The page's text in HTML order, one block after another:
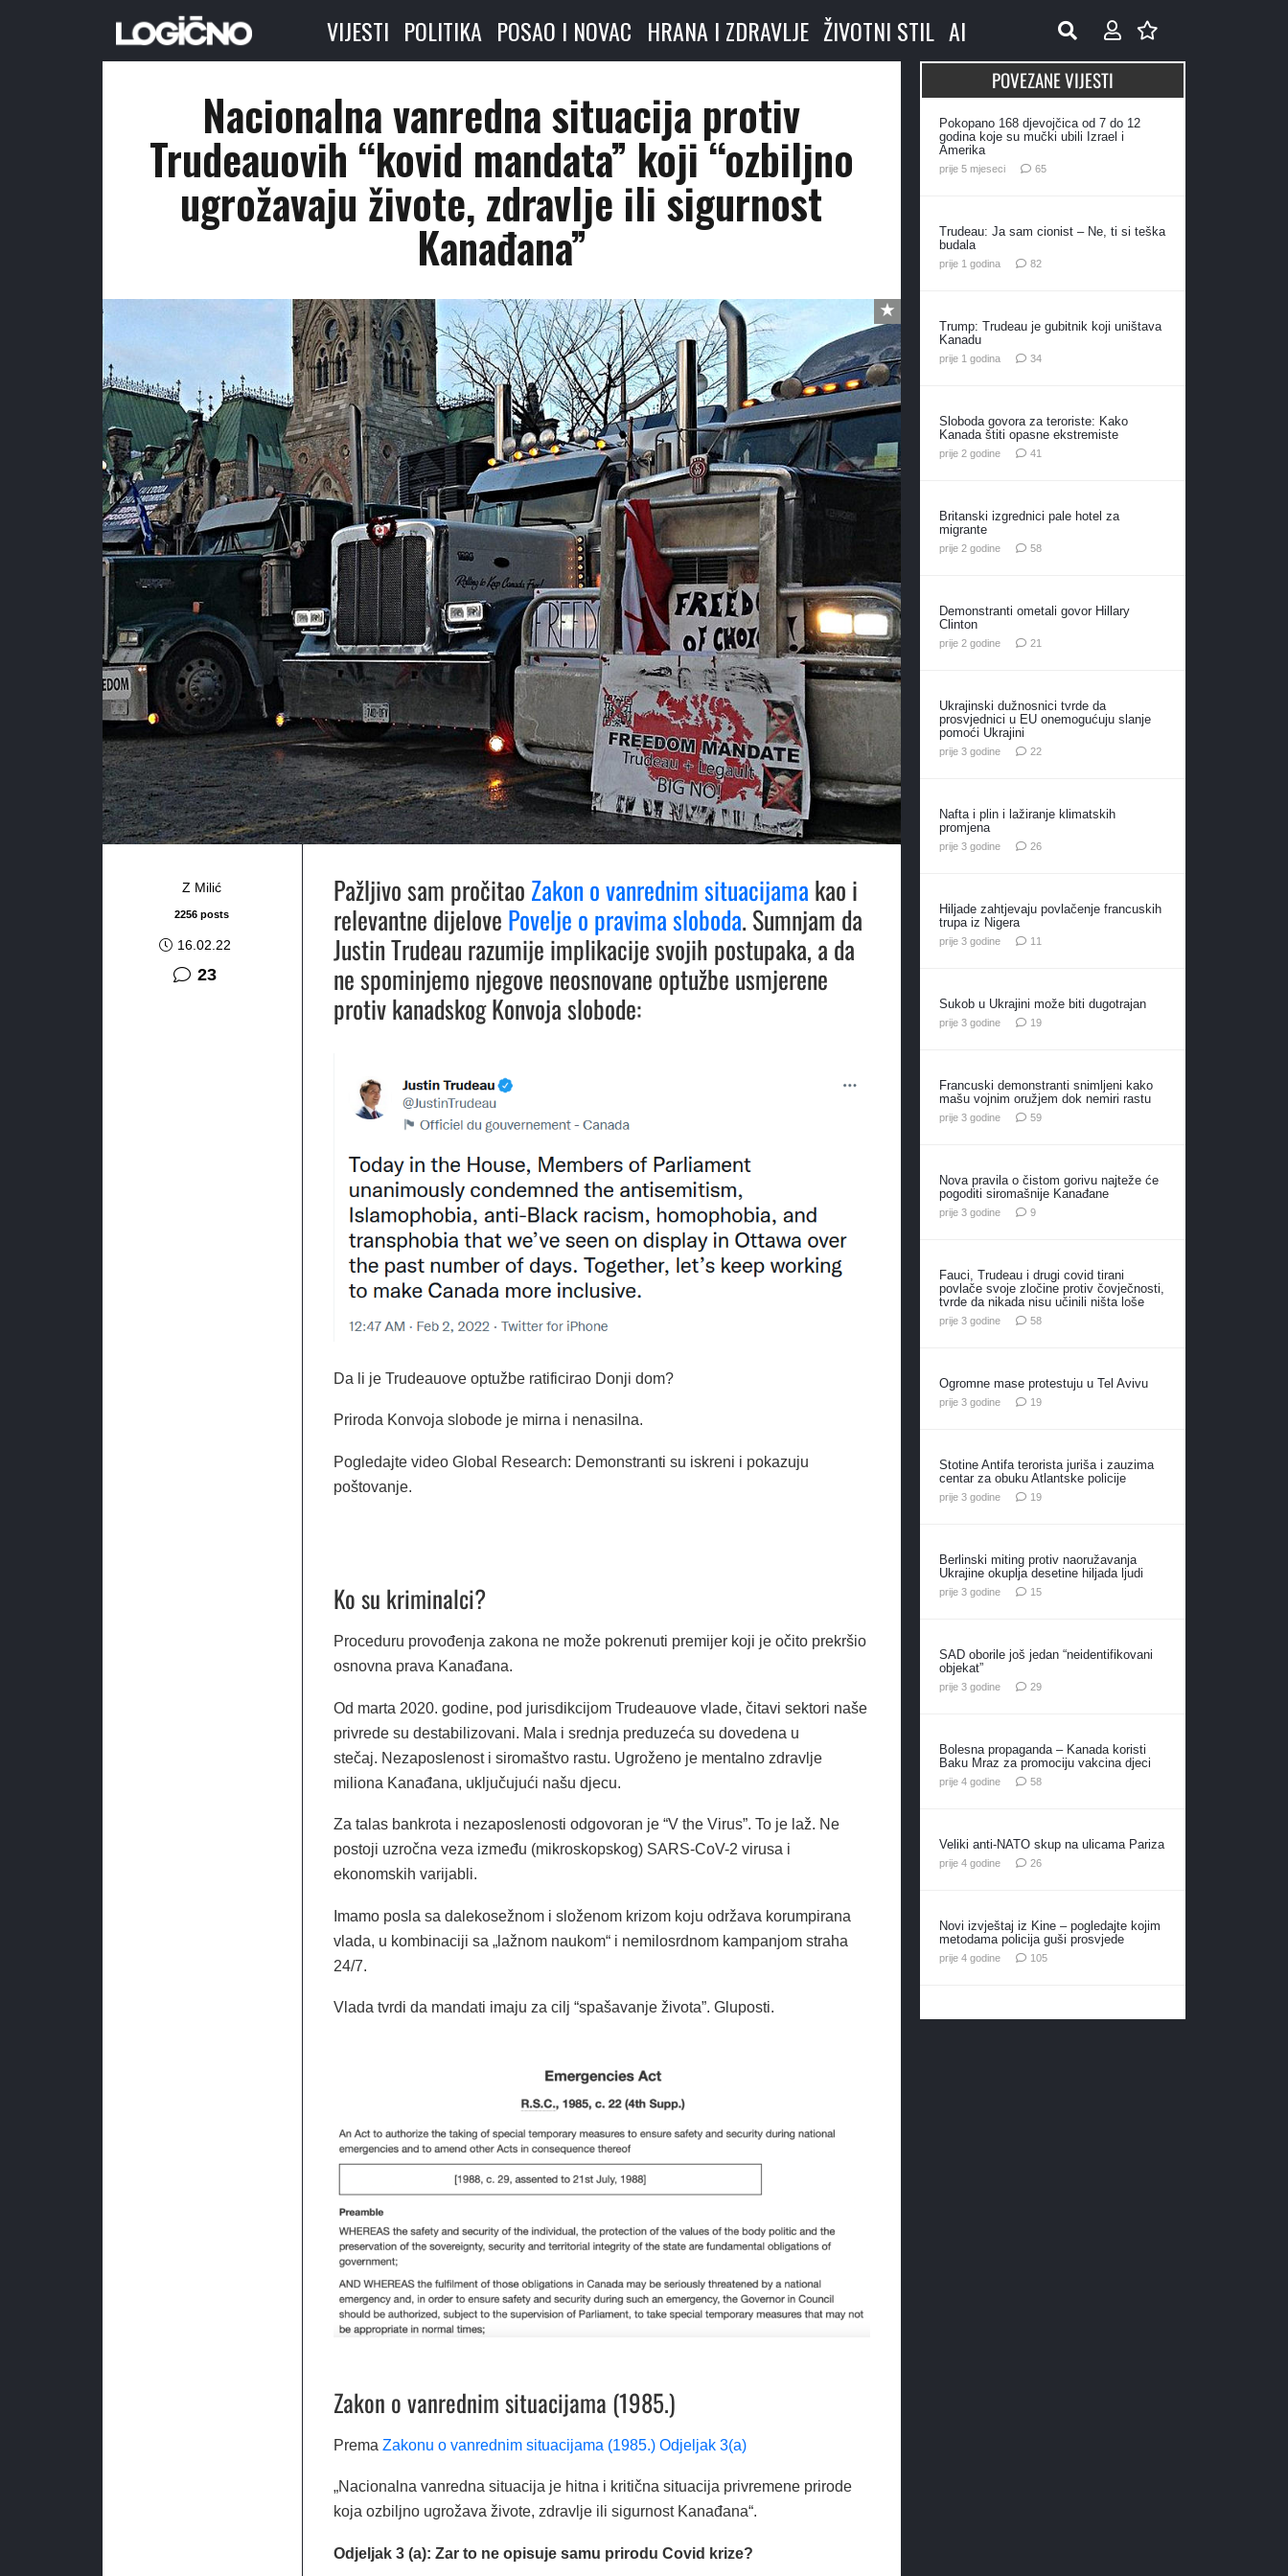
VIJESTI POLITIKA POSAO I NOVAC HRANA I ZDRAVLJE ŽIVOTNI STIL AI
Nacionalna vanredna situacija protiv
Trudeauovih “kovid mandata” koji “ozbiljno
ugrožavaju živote, zdravlje ili sigurnost
Kanađana”
Z Milić
2256 posts
16.02.22
23komentara
Pažljivo sam pročitao Zakon o vanrednim situacijama kao i
relevantne dijelove Povelje o pravima sloboda. Sumnjam da
Justin Trudeau razumije implikacije svojih postupaka, a da
ne spominjemo njegove neosnovane optužbe usmjerene
protiv kanadskog Konvoja slobode:
Da li je Trudeauove optužbe ratificirao Donji dom?
Priroda Konvoja slobode je mirna i nenasilna.
Pogledajte video Global Research: Demonstranti su iskreni i pokazuju
poštovanje.
Ko su kriminalci?
Proceduru provođenja zakona ne može pokrenuti premijer koji je očito prekršio
osnovna prava Kanađana.
Od marta 2020. godine, pod jurisdikcijom Trudeauove vlade, čitavi sektori naše
privrede su destabilizovani. Mala i srednja preduzeća su dovedena u
stečaj. Nezaposlenost i siromaštvo rastu. Ugroženo je mentalno zdravlje
miliona Kanađana, uključujući našu djecu.
Za talas bankrota i nezaposlenosti odgovoran je “V the Virus”. To je laž. Ne
postoji uzročna veza između (mikroskopskog) SARS-CoV-2 virusa i
ekonomskih varijabli.
Imamo posla sa dalekosežnom i složenom krizom koju održava korumpirana
vlada, u kombinaciji sa „lažnom naukom“ i nemilosrdnom kampanjom straha
24/7.
Vlada tvrdi da mandati imaju za cilj “spašavanje života”. Gluposti.
Zakon o vanrednim situacijama (1985.)
Prema Zakonu o vanrednim situacijama (1985.) Odjeljak 3(a)
„Nacionalna vanredna situacija je hitna i kritična situacija privremene prirode
koja ozbiljno ugrožava živote, zdravlje ili sigurnost Kanađana“.
Odjeljak 3 (a): Zar to ne opisuje samu prirodu Covid krize?
POVEZANE VIJESTI
Pokopano 168 djevojčica od 7 do 12
godina koje su mučki ubili Izrael i
Amerika
prije 5 mjeseci 65komentara
Trudeau: Ja sam cionist – Ne, ti si teška
budala
prije 1 godina 82komentara
Trump: Trudeau je gubitnik koji uništava
Kanadu
prije 1 godina 34komentara
Sloboda govora za teroriste: Kako
Kanada štiti opasne ekstremiste
prije 2 godine 41
Britanski izgrednici pale hotel za
migrante
prije 2 godine 58komentara
Demonstranti ometali govor Hillary
Clinton
prije 2 godine 21
Ukrajinski dužnosnici tvrde da
prosvjednici u EU onemogućuju slanje
pomoći Ukrajini
prije 3 godine 22komentara
Nafta i plin i lažiranje klimatskih
promjena
prije 3 godine 26komentara
Hiljade zahtjevaju povlačenje francuskih
trupa iz Nigera
prije 3 godine 11
Sukob u Ukrajini može biti dugotrajan
prije 3 godine 19komentara
Francuski demonstranti snimljeni kako
mašu vojnim oružjem dok nemiri rastu
prije 3 godine 59komentara
Nova pravila o čistom gorivu najteže će
pogoditi siromašnije Kanađane
prije 3 godine 9komentara
Fauci, Trudeau i drugi covid tirani
povlače svoje zločine protiv čovječnosti,
tvrde da nikada nisu učinili ništa loše
prije 3 godine 58komentara
Ogromne mase protestuju u Tel Avivu
prije 3 godine 19komentara
Stotine Antifa terorista juriša i zauzima
centar za obuku Atlantske policije
prije 3 godine 19komentara
Berlinski miting protiv naoružavanja
Ukrajine okuplja desetine hiljada ljudi
prije 3 godine 15komentara
SAD oborile još jedan “neidentifikovani
objekat”
prije 3 godine 29komentara
Bolesna propaganda – Kanada koristi
Baku Mraz za promociju vakcina djeci
prije 4 godine 58komentara
Veliki anti-NATO skup na ulicama Pariza
prije 4 godine 26komentara
Novi izvještaj iz Kine – pogledajte kojim
metodama policija guši prosvjede
prije 4 godine 105komentara